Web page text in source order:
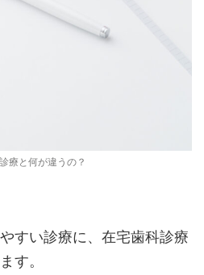
療と何が違うの？
すい診療に、在宅歯科診療
す。